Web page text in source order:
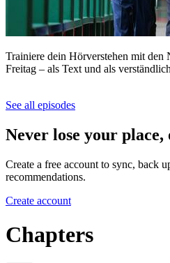
Trainiere dein Hörverstehen mit den
Freitag – als Text und als
See all episodes
Never lose your place,
Create a free account to sync, back
recommendations.
Create account
Chapters